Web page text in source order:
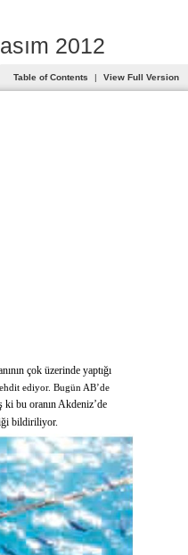
2012
Table of Contents | View Full Version
çok üzerinde yaptığı
ediyor. Bugün AB’de
ki bu oranın Akdeniz’de
bildiriliyor.